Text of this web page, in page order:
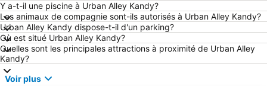
Y a-t-il une piscine à Urban Alley Kandy?
Les animaux de compagnie sont-ils autorisés à Urban Alley Kandy?
Urban Alley Kandy dispose-t-il d'un parking?
Où est situé Urban Alley Kandy?
Quelles sont les principales attractions à proximité de Urban Alley
Kandy?
Voir plus